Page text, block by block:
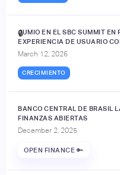
JUMIO EN EL SBC SUMMIT EN
EXPERIENCIA DE USUARIO
March 12, 2026
CRECIMIENTO
🔒
BANCO CENTRAL DE BRASIL
FINANZAS ABIERTAS
December 2, 2025
OPEN FINANCE 🔑